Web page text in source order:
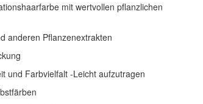
mit wertvollen pflanzlichen
anderen Pflanzenextrakten
und Farbvielfalt -Leicht aufzutragen